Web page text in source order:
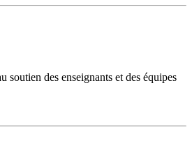
des enseignants et des équipes